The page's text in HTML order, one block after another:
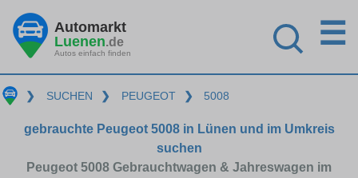
Automarkt
Luenen.de
Autos einfach finden
☰
❯ SUCHEN ❯ PEUGEOT ❯ 5008
gebrauchte Peugeot 5008 in Lünen und im Umkreis
suchen
Peugeot 5008 Gebrauchtwagen & Jahreswagen im